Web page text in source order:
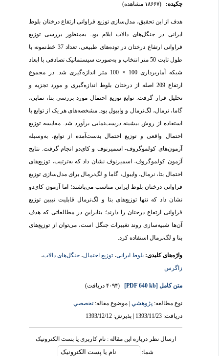
چکیده: (۱۸۶۶۷ مشاهده)
هدف از این تحقیق، مدل‌سازی توزیع فراوانی ارتفاع درختان بلوط
ایرانی در جنگل‌های دالاب ایلام بود. به‌منظور بررسی توزیع
فراوانی ارتفاع درختان در توده‌های طبیعی، تعداد 37 خط‌نمونه با
طول ثابت 50 متر انتخاب و به‌صورت سیستماتیک تصادفی با ابعاد
شبکه آماربرداری 100 × 100 متر اندازه‌گیری شد. در مجموع
ارتفاع 209 اصله از درختان بلوط اندازه‌گیری و مورد تجزیه و
تحلیل قرار گرفت. توابع توزیع احتمال مورد بررسی بتا، نمایی،
گاما، نرمال، لگ‌نرمال و وایبول بود. مشخصه‌های هر یک از توابع با
استفاده از روش بیشینه درست‌نمایی برآورد شد. مقایسه توزیع
احتمال واقعی و توزیع احتمال بدست‌آمده از توابع، به‌وسیله
آزمون‌های کولموگروف- اسمیرنوف و کای‌دو انجام گرفت. نتایج
آزمون کولموگروف- اسمیرنوف نشان داد که به‌ترتیب، توزیع‌های
احتمال بتا، نرمال، وایبول، گاما و لگ‌نرمال برای مدل‌سازی توزیع
فراوانی درختان بلوط ایرانی مناسب می‌باشند؛ اما آزمون کای‌دو
نشان داد که تنها توزیع‌های بتا و لگ‌نرمال قابلیت تبیین توزیع
فراوانی ارتفاع درختان را دارند؛ بنابراین در مطالعاتی که هدف
آن‌ها شبیه‌سازی روند تغییرات جنگل است، می‌توان از توزیع‌های
بتا و لگ‌نرمال استفاده کرد.
واژه‌های کلیدی:بلوط ایرانی، توزیع احتمال، جنگل‌های دالاب،
زاگرس
متن کامل[PDF 640 kb] (۴۰۹۴ دریافت)
نوع مطالعه:پژوهشي| موضوع مقاله:تخصصي
دریافت: 1393/11/23 | پذیرش: 1393/12/12
ارسال نظر درباره این مقاله : نام کاربری یا پست الکترونیک
شما: